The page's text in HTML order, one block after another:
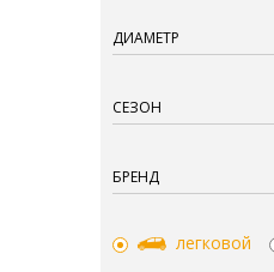
ДИАМЕТР
СЕЗОН
БРЕНД
легковой